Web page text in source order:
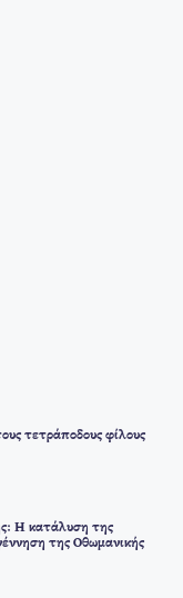
τετράποδους φίλους
Η κατάλυση της
της Οθωμανικής